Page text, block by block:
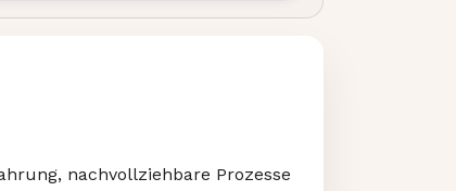
nachvollziehbare Prozesse